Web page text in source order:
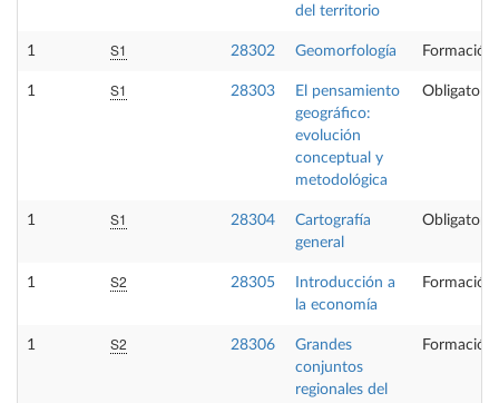
del territorio
1 S1 28302 Geomorfología Formación
1 S1 28303
El pensamiento
geográfico:
evolución
conceptual y
metodológica
Obligatoria
1 S1 28304
Cartografía
general
Obligatoria
1 S2 28305
Introducción a
la economía
Formación
1 S2 28306
Grandes
conjuntos
regionales del
Formación